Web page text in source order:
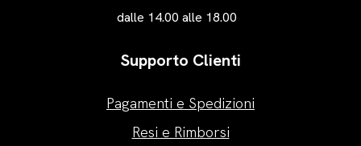
dalle 14.00 alle 18.00
Supporto Clienti
Pagamenti e Spedizioni
Resi e Rimborsi